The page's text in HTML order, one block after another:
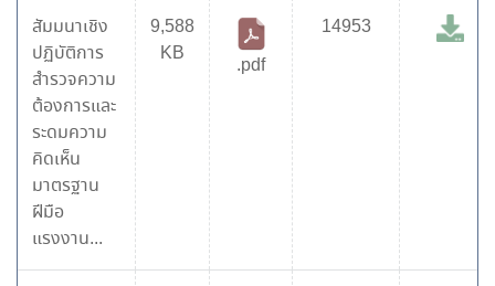
สัมมนาเชิง
ปฏิบัติการ
สำรวจความ
ต้องการและ
ระดมความ
คิดเห็น
มาตรฐาน
ฝีมือ
แรงงาน...
9,588
KB
.pdf
14953